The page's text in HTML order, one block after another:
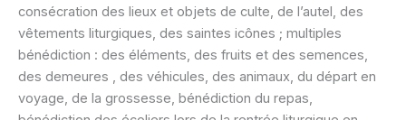
consécration des lieux et objets de culte, de l’autel, des
vêtements liturgiques, des saintes icônes ; multiples
bénédiction : des éléments, des fruits et des semences,
des demeures , des véhicules, des animaux, du départ en
voyage, de la grossesse, bénédiction du repas,